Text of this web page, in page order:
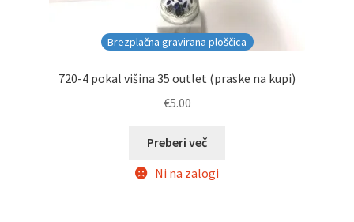
Brezplačna gravirana ploščica
720-4 pokal višina 35 outlet (praske na kupi)
€5.00
Preberi več
Ni na zalogi